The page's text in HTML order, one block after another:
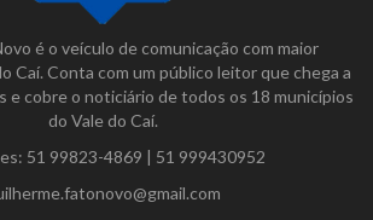
é o veículo de comunicação com maior
Caí. Conta com um público leitor que chega a
e cobre o noticiário de todos os 18 municípios
do Vale do Caí.
51 99823-4869 | 51 999430952